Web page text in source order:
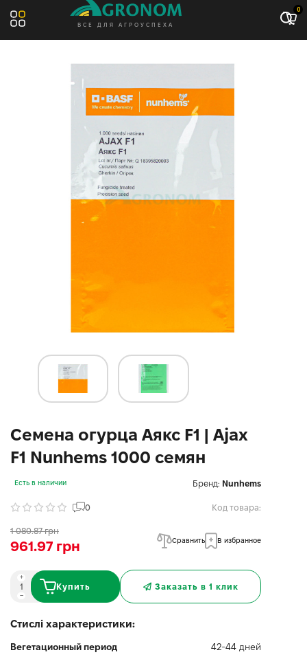
ВСЕ ДЛЯ АГРОУСПЕХА
0
Семена огурца Аякс F1 | Ajax
F1 Nunhems 1000 семян
Есть в наличии Бренд: Nunhems
0 Код товара:
1 080.87 грн
961.97 грн Сравнить В избранное
Купить Заказать в 1 клик
Стислі характеристики:
Вегетационный период
42-44 дней